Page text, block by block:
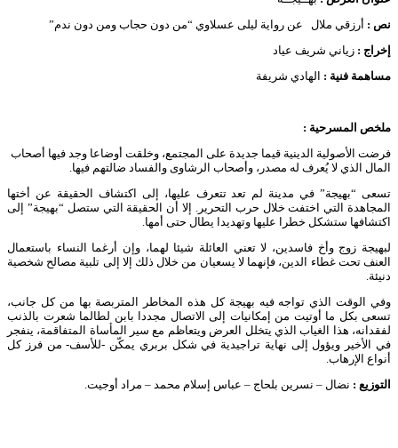
نص : أرزقي ملال عن رواية ليلى عسلاوي “من دون حجاب ومن دون ندم”
إخراج : زياني شريف عياد
مساهمة فنية : الهادي شريفة
ملخص المسرحية :
فرضت الأصولية الدينية قيما جديدة على المجتمع، وخلقت أوضاعا وجد فيها أصحاب
المال الذي لا يُعرف له مصدر، وأصحاب الرشاوى والفساد ضالتهم فيها.
تسعى “بهيجة” في مدينة لم تعد تتعرف عليها، إلى اكتشاف الحقيقة عن أختها
المجاهدة التي اختفت خلال حرب التحرير. إلا أن الحقيقة التي ستصل “بهيجة” إلى
اكتشافها ستشكل خطرا عليها وتهديدا يطال حتى أمها.
لبهيجة زوج وأخ فاسدين، لا تعني العائلة شيئا لهما، وإن أرغما النساء باستعمال
العنف تحت غطاء الدين، فإنهما لا يسعيان من خلال ذلك إلا إلى تلبية مصالح شخصية
دنيئة.
وفي الوقت الذي تواجه فيه بهيجة كل هذه المخاطر المتربصة بها من كل جانب،
تسعى بكل ما أوتيت من إمكانيات إلى الاتصال مجددا بابن لطالما شعرت بالذنب
لفقدانه، هذا الغياب الذي يتخلل العرض ويتعاظم مع سير المأساة المتفاقمة، ينفجر
في الأخير ويؤول إلى نهاية تراجيدية في شكل بربري يمكّن -للأسف- من فرز كل
أنواع الإرهاب.
التوزيع : نضال – نسرين بلحاج – عباس إسلام محمد – مراد أوجيت.